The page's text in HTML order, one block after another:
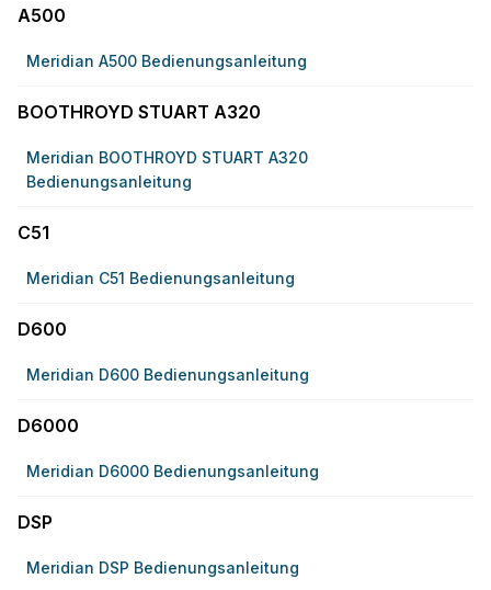
A500
Meridian A500 Bedienungsanleitung
BOOTHROYD STUART A320
Meridian BOOTHROYD STUART A320
Bedienungsanleitung
C51
Meridian C51 Bedienungsanleitung
D600
Meridian D600 Bedienungsanleitung
D6000
Meridian D6000 Bedienungsanleitung
DSP
Meridian DSP Bedienungsanleitung